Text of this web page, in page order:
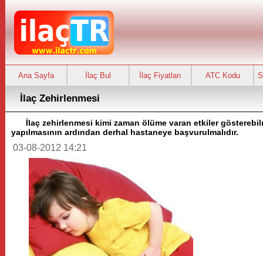
Ana Sayfa İlaç Bul İlaç Fiyatları ATC Kodu
İlaç Zehirlenmesi
İlaç zehirlenmesi kimi zaman ölüme varan etkiler
yapılmasının ardından derhal hastaneye başvurulmalıdır.
03-08-2012 14:21